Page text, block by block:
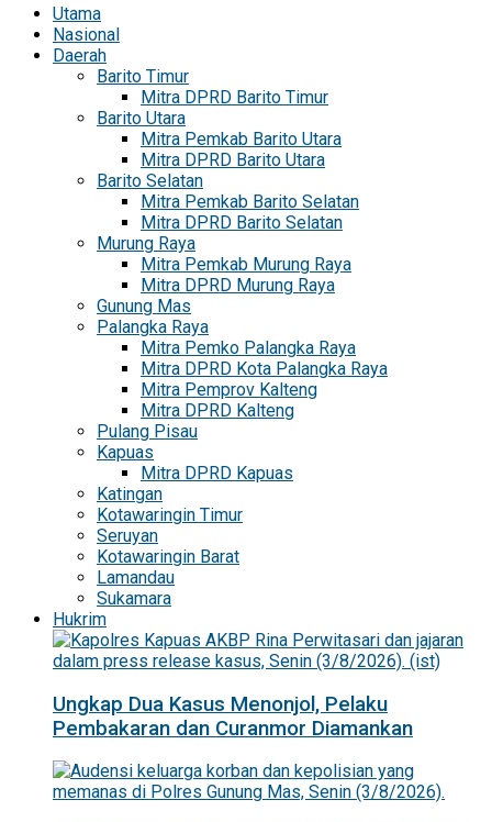
Utama
Nasional
Daerah
Barito Timur
Mitra DPRD Barito Timur
Barito Utara
Mitra Pemkab Barito Utara
Mitra DPRD Barito Utara
Barito Selatan
Mitra Pemkab Barito Selatan
Mitra DPRD Barito Selatan
Murung Raya
Mitra Pemkab Murung Raya
Mitra DPRD Murung Raya
Gunung Mas
Palangka Raya
Mitra Pemko Palangka Raya
Mitra DPRD Kota Palangka Raya
Mitra Pemprov Kalteng
Mitra DPRD Kalteng
Pulang Pisau
Kapuas
Mitra DPRD Kapuas
Katingan
Kotawaringin Timur
Seruyan
Kotawaringin Barat
Lamandau
Sukamara
Hukrim
Ungkap Dua Kasus Menonjol, Pelaku
Pembakaran dan Curanmor Diamankan